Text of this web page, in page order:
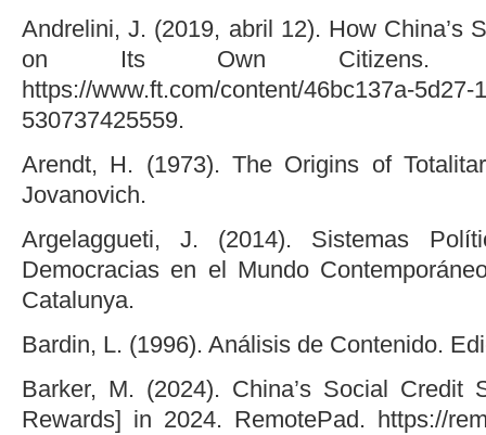
Andrelini, J. (2019, abril 12). How China’s
on Its Own Citizens.
https://www.ft.com/content/46bc137a-5d27-
530737425559.
Arendt, H. (1973). The Origins of
Jovanovich.
Argelaggueti, J. (2014). Sistemas
Democracias en el Mundo
Catalunya.
Bardin, L. (1996). Análisis de Contenido.
Barker, M. (2024). China’s Social Credit
Rewards] in 2024. RemotePad. https://